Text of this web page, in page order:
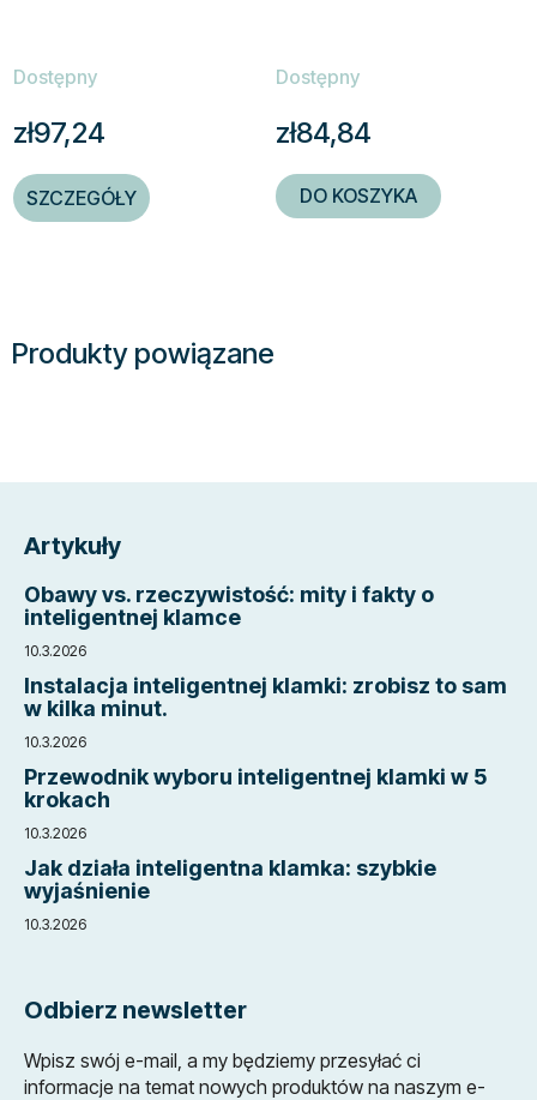
Produkty powiązane
Dostępny
zł97,24
SZCZEGÓŁY
Dostępny
zł84,84
DO KOSZYKA
Artykuły
Obawy vs. rzeczywistość: mity i fakty o
inteligentnej klamce
10.3.2026
Instalacja inteligentnej klamki: zrobisz to sam
w kilka minut.
10.3.2026
Przewodnik wyboru inteligentnej klamki w 5
krokach
10.3.2026
Jak działa inteligentna klamka: szybkie
wyjaśnienie
10.3.2026
Odbierz newsletter
Wpisz swój e-mail, a my będziemy przesyłać ci
informacje na temat nowych produktów na naszym e-